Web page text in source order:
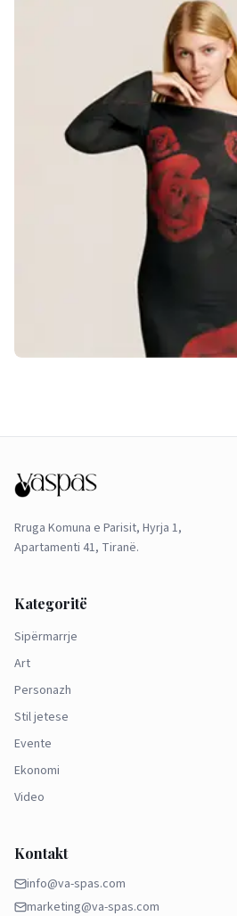
Rruga Komuna e Parisit, Hyrja 1,
Apartamenti 41, Tiranë.
Kategoritë
Sipërmarrje
Art
Personazh
Stil jetese
Evente
Ekonomi
Video
Kontakt
info@va-spas.com
marketing@va-spas.com